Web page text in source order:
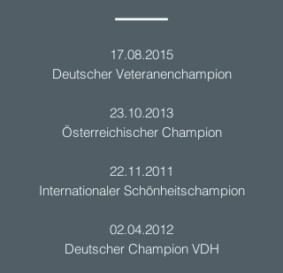
17.08.2015
Deutscher Veteranenchampion
23.10.2013
Österreichischer Champion
22.11.2011
Internationaler Schönheitschampion
02.04.2012
Deutscher Champion VDH